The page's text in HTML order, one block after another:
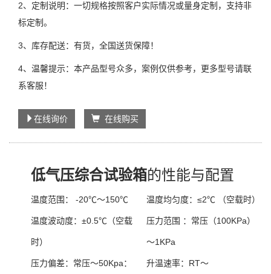
2、定制说明：一切规格按照客户实际情况或量身定制，支持非
标定制。
3、库存配送：有货，全国送货保障！
4、温馨提示：本产品型号众多，案例仅供参考，更多型号请联
系客服！
在线询价 在线购买
低气压综合试验箱的性能与配置
温度范围： -20℃～150℃ 温度均匀度： ≤2℃ （空载时）
温度波动度： ±0.5℃（空载
时）
压力范围 ： 常压（100KPa）
～1KPa
压力偏差： 常压～50Kpa： 升温速率： RT～